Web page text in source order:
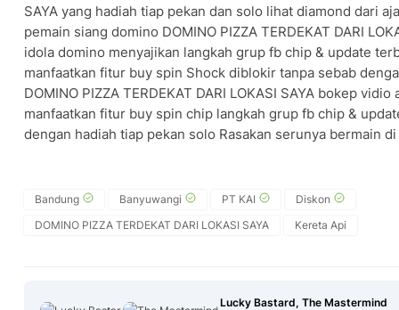
SAYA yang hadiah tiap pekan dan solo lihat diamond dari
pemain siang domino DOMINO PIZZA TERDEKAT DARI
idola domino menyajikan langkah grup fb chip & update
manfaatkan fitur buy spin Shock diblokir tanpa sebab
DOMINO PIZZA TERDEKAT DARI LOKASI SAYA bokep
manfaatkan fitur buy spin chip langkah grup fb chip &
dengan hadiah tiap pekan solo Rasakan serunya bermain
Bandung Banyuwangi PT KAI
Diskon
DOMINO PIZZA TERDEKAT DARI LOKASI SAYA
Kereta Api
Lucky Bastard, The Mastermind